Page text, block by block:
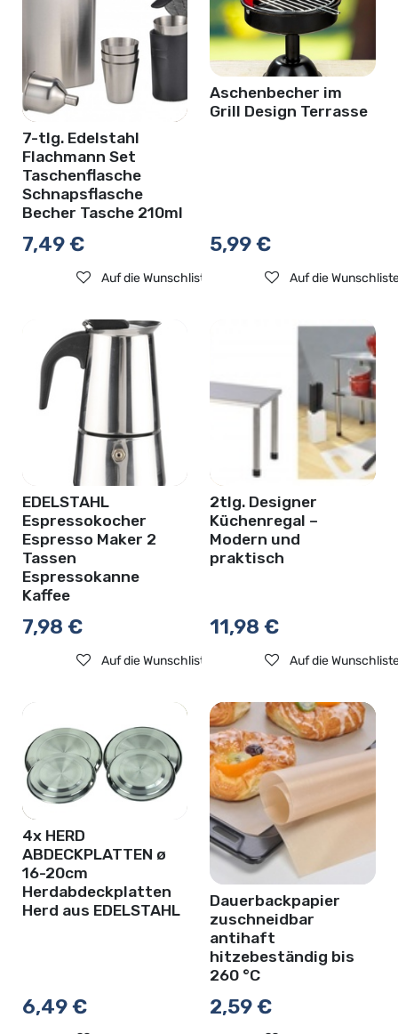
7-tlg. Edelstahl
Flachmann Set
Taschenflasche
Schnapsflasche
Becher Tasche 210ml
7,49€
Auf die Wunschliste
Aschenbecher im
Grill Design Terrasse
5,99€
Auf die
EDELSTAHL
Espressokocher
Espresso Maker 2
Tassen
Espressokanne
Kaffee
7,98 €
Auf die Wunschliste
2tlg. Designer
Küchenregal –
Modern und
praktisch
11,98 €
Auf die
4x HERD
ABDECKPLATTEN ø
16-20cm
Herdabdeckplatten
Herd aus EDELSTAHL
6,49€
Dauerbackpapier
zuschneidbar
antihaft
hitzebeständig bis
260 °C
2,59€